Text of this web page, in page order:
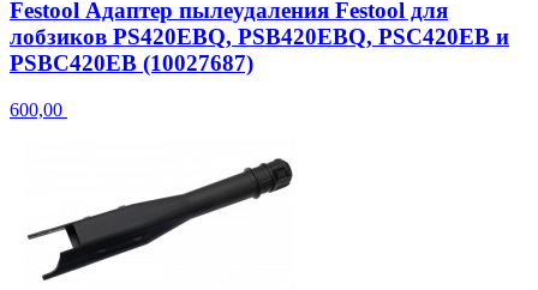
Festool Адаптер пылеудаления Festool для
лобзиков PS420EBQ, PSB420EBQ, PSC420EB и
PSBC420EB (10027687)
600,00